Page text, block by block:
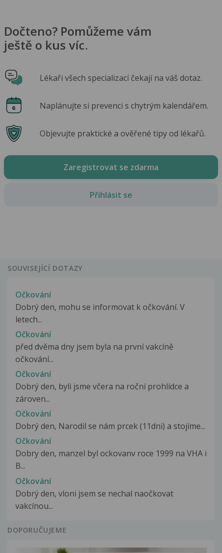
Dočteno? Pomůžeme vám
ještě o kus víc.
Lékaři všech specializací čekají na váš dotaz.
Naplánujte si prevenci s chytrým kalendářem.
Objevujte praktické a ověřené tipy od lékařů.
Zaregistrovat se zdarma
Přihlásit se
SOUVISEJÍCÍ DOTAZY
Očkování
Dobrý den, mohu se informovat k očkování. V
letech...
Očkování
před dvěma dny jsem byla na první vakcíně
očkování...
Očkování
Dobrý den, byli jsme včera na roční prohlídce a
zároven...
Očkování
Dobrý den, Narodil se nám prcek (11dni) a stojíme...
Očkování
Dobry den, manzel byl ockovanv roce 1999 na VHA i
B...
Očkování
Dobrý den, vloni jsem se nechal naočkovat
vakcínou...
DOPORUČUJEME